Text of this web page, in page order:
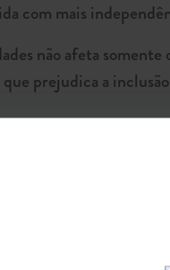
com mais
não afeta
prejudica a
pessoas, incluindo
funções motoras